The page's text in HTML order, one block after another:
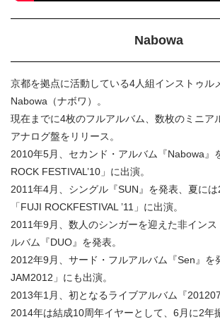
Nabowa
京都を拠点に活動している4人組インストゥル
Nabowa（ナボワ）。
現在までに4枚のフルアルバム、数枚のミニア
アナログ盤をリリース。
2010年5月、セカンド・アルバム『Nabowa』
ROCK FESTIVAL’10」に出演。
2011年4月、シングル『SUN』を発表、夏に
「FUJI ROCKFESTIVAL ’11」に出演。
2011年9月、数人のシンガーを迎えた非イン
ルバム『DUO』を発表。
2012年9月、サード・フルアルバム『Sen』を
JAM2012」にも出演。
2013年1月、初となるライブアルバム『
2014年は結成10周年イヤーとして、6月に2年